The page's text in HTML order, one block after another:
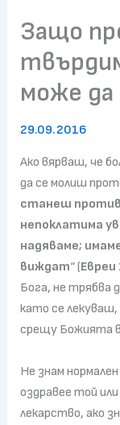
Защо
може да
29.09.2016
Ако вярваш, че
да се молиш
станеш
непоклатима
надяваме;
виждат“ (Евреи
Бога, не трябва
като се
срещу Божията
Не знам
оздравее той
лекарство, ако